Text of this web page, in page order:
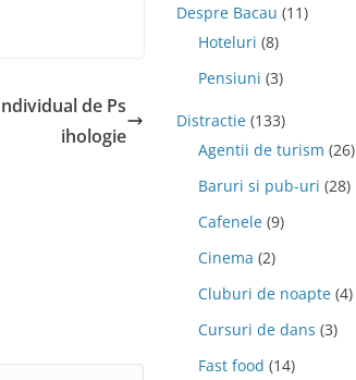
de Ps
ihologie
Despre Bacau (11)
Hoteluri (8)
Pensiuni (3)
Distractie (133)
Agentii de turism (26)
Baruri si pub-uri (28)
Cafenele (9)
Cinema (2)
Cluburi de noapte (4)
Cursuri de dans (3)
Fast food (14)